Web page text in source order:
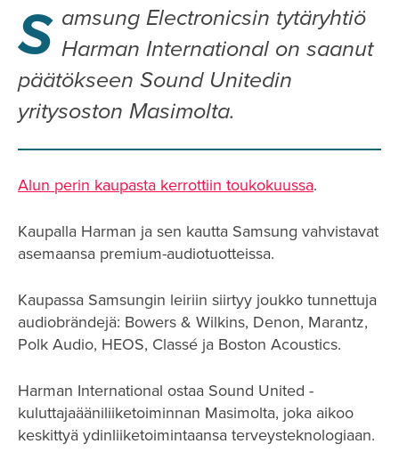
S amsung Electronicsin tytäryhtiö
Harman International on saanut
päätökseen Sound Unitedin
yritysoston Masimolta.
Alun perin kaupasta kerrottiin toukokuussa.
Kaupalla Harman ja sen kautta Samsung vahvistavat
asemaansa premium-audiotuotteissa.
Kaupassa Samsungin leiriin siirtyy joukko tunnettuja
audiobrändejä: Bowers & Wilkins, Denon, Marantz,
Polk Audio, HEOS, Classé ja Boston Acoustics.
Harman International ostaa Sound United -
kuluttajaääniliiketoiminnan Masimolta, joka aikoo
keskittyä ydinliiketoimintaansa terveysteknologiaan.